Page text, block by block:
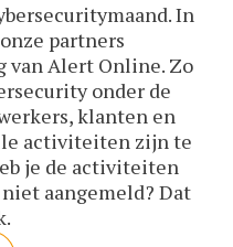
In
partners
van Alert Online. Zo
onder de
klanten en
activiteiten zijn te
je de activiteiten
aangemeld? Dat